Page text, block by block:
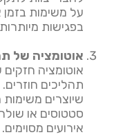
על משימות
בפגישות
אוטומציה של
אוטומציה
תהליכים
שיוצרים
סטטוסים או
אירועים מסוימים.